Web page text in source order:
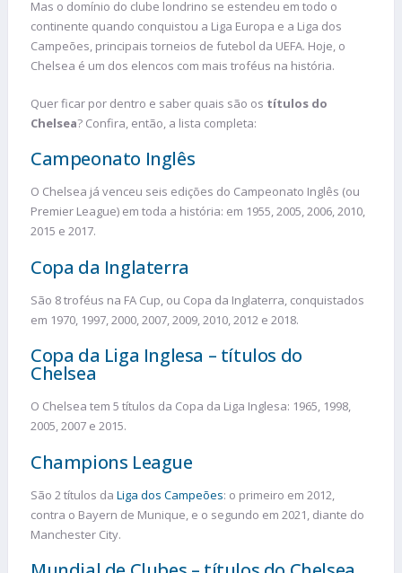
Mas o domínio do clube londrino se estendeu em todo o
continente quando conquistou a Liga Europa e a Liga dos
Campeões, principais torneios de futebol da UEFA. Hoje, o
Chelsea é um dos elencos com mais troféus na história.
Quer ficar por dentro e saber quais são os títulos do
Chelsea? Confira, então, a lista completa:
Campeonato Inglês
O Chelsea já venceu seis edições do Campeonato Inglês (ou
Premier League) em toda a história: em 1955, 2005, 2006, 2010,
2015 e 2017.
Copa da Inglaterra
São 8 troféus na FA Cup, ou Copa da Inglaterra, conquistados
em 1970, 1997, 2000, 2007, 2009, 2010, 2012 e 2018.
Copa da Liga Inglesa – títulos do
Chelsea
O Chelsea tem 5 títulos da Copa da Liga Inglesa: 1965, 1998,
2005, 2007 e 2015.
Champions League
São 2 títulos da Liga dos Campeões: o primeiro em 2012,
contra o Bayern de Munique, e o segundo em 2021, diante do
Manchester City.